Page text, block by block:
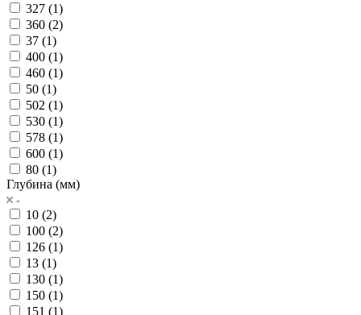
327 (1)
360 (2)
37 (1)
400 (1)
460 (1)
50 (1)
502 (1)
530 (1)
578 (1)
600 (1)
80 (1)
Глубина (мм)
10 (2)
100 (2)
126 (1)
13 (1)
130 (1)
150 (1)
151 (1)